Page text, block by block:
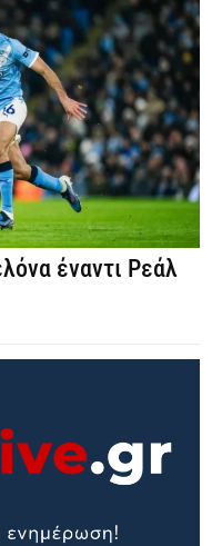
έναντι Ρεάλ